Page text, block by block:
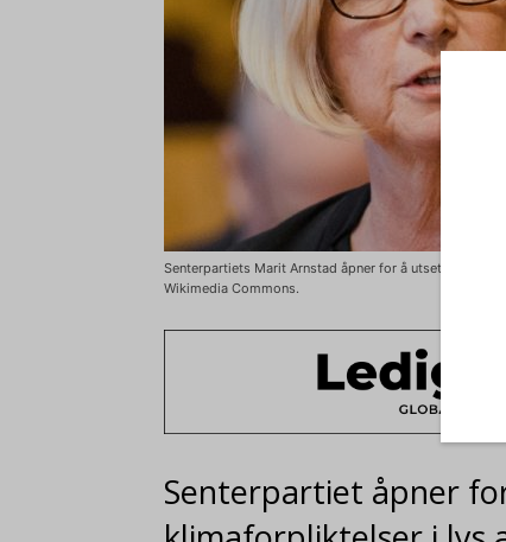
Senterpartiets Marit Arnstad åpner for å utsette
Wikimedia Commons.
Senterpartiet åpner